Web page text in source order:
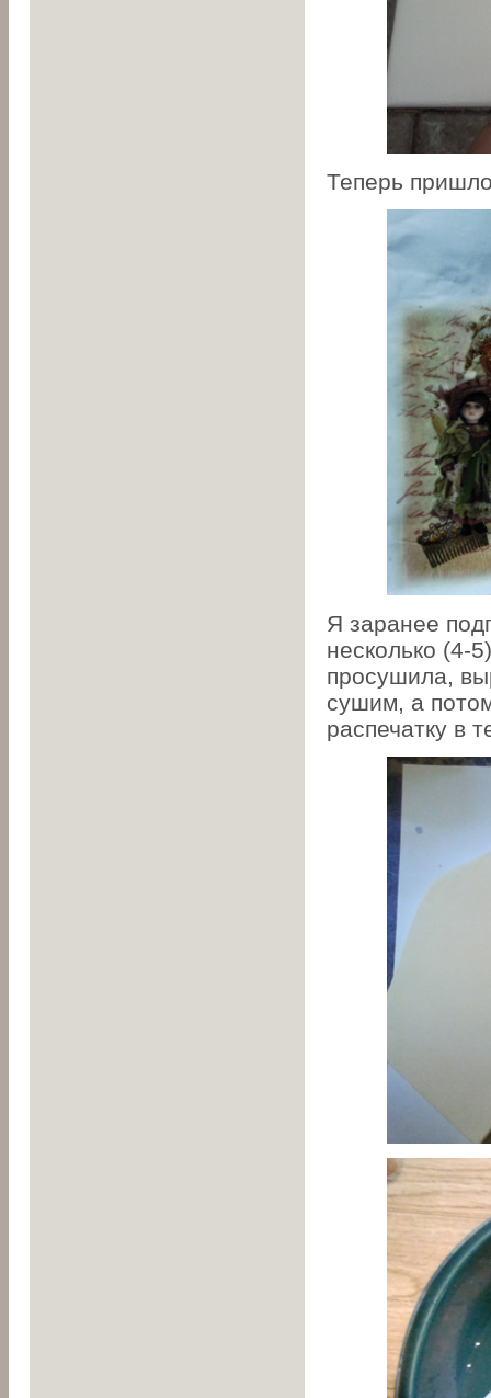
Теперь
Я заранее
несколько (4-
просушила,
сушим, а
распечатку в